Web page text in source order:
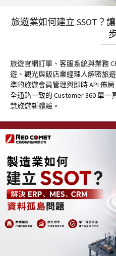
旅遊業如何建立 SSOT？
旅遊官網訂單、客服系統與業務
遊、觀光與飯店業經理人解密旅
準的旅遊會員管理與即時 API 佈
全通路一致的 Customer 360 單一
慧旅遊新體驗。